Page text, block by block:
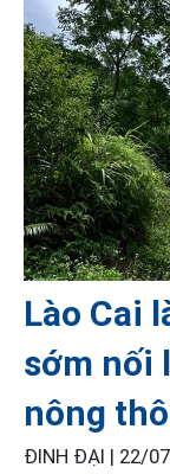
Lào Cai
sớm nối
nông
ĐINH ĐẠI | 22/